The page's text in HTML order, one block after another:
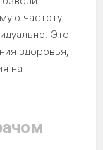
частоту
Это
здоровья,
на